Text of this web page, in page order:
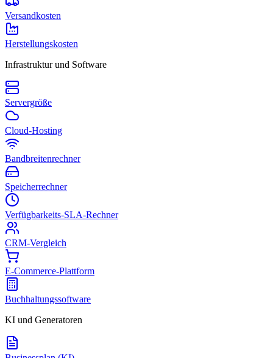
Versandkosten
Herstellungskosten
Infrastruktur und Software
Servergröße
Cloud-Hosting
Bandbreitenrechner
Speicherrechner
Verfügbarkeits-SLA-Rechner
CRM-Vergleich
E-Commerce-Plattform
Buchhaltungssoftware
KI und Generatoren